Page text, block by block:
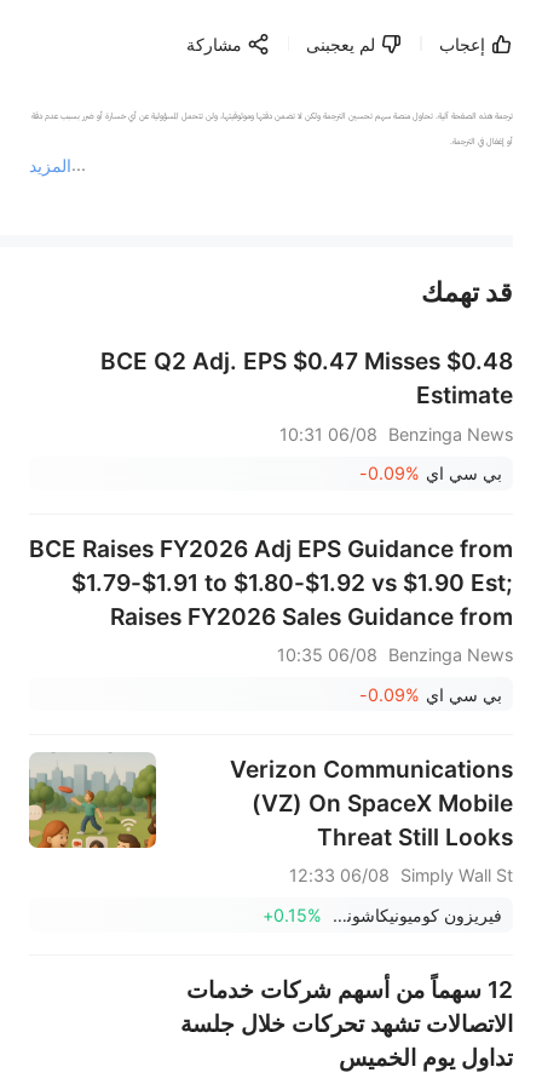
إعجاب لم يعجبنى مشاركة
المزيد
ترجمة هذه الصفحة آلية. تحاول منصة سهم تحسين الترجمة ولكن لا تضمن دقتها وموثوقيتها، ولن تتحمل المسؤولية عن أي خسارة أو ضرر بسبب عدم دقة
أو إغفال في الترجمة.
عند الضرورة، يرجى استشارة مستشار استثمار محترف. لا تقدم منصة سهم أي مشورة استثمارية، ولا تقدم أي التزامات أو ضمانات.
قد تهمك
BCE Q2 Adj. EPS $0.47 Misses $0.48
Estimate
Benzinga News
06/08 10:31
بي سي اي -0.09%
BCE Raises FY2026 Adj EPS Guidance from
$1.79-$1.91 to $1.80-$1.92 vs $1.90 Est;
Raises FY2026 Sales Guidance from
$17.725B-$18.426B to $17.851B-$18.558B
vs $18.210B Est
Benzinga News
06/08 10:35
بي سي اي -0.09%
Verizon Communications
(VZ) On SpaceX Mobile
Threat Still Looks
Undervalued
Simply Wall St
06/08 12:33
فيريزون كوميونيكاشونس
+0.15%
12 سهماً من أسهم شركات خدمات
الاتصالات تشهد تحركات خلال جلسة
تداول يوم الخميس